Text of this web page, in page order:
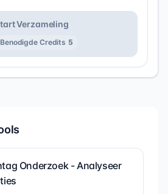
Verzameling
Benodigde Credits 5
Onderzoek - Analyseer